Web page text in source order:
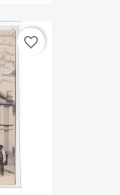
favorite_border